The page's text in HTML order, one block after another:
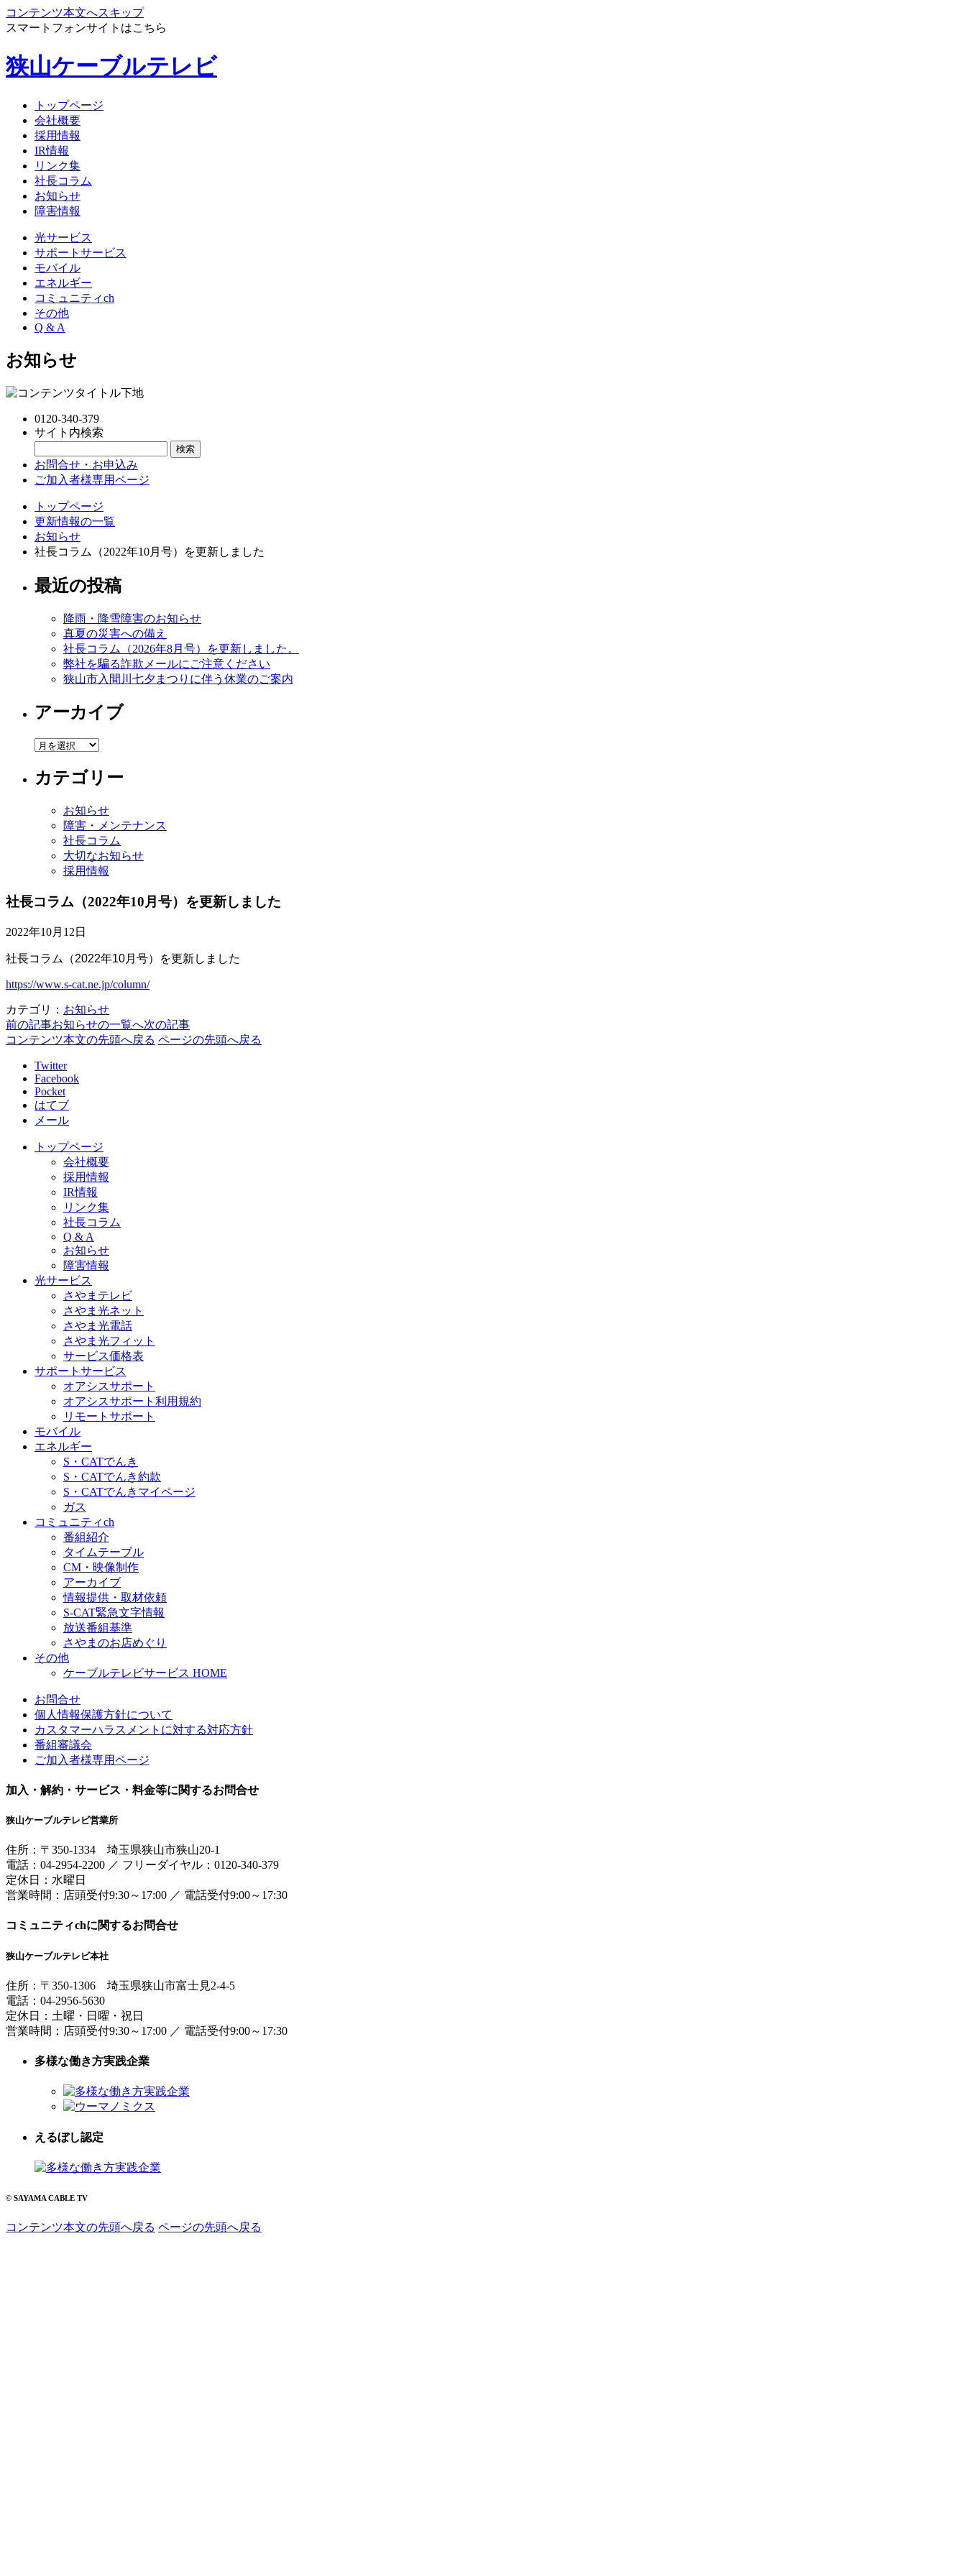
コンテンツ本文へスキップ
スマートフォンサイトはこちら
狭山ケーブルテレビ
トップページ
会社概要
採用情報
IR情報
リンク集
社長コラム
お知らせ
障害情報
光サービス
サポートサービス
モバイル
エネルギー
コミュニティch
その他
Q & A
お知らせ
0120-340-379
サイト内検索
お問合せ・お申込み
ご加入者様専用ページ
トップページ
更新情報の一覧
お知らせ
社長コラム（2022年10月号）を更新しました
最近の投稿
降雨・降雪障害のお知らせ
真夏の災害への備え
社長コラム（2026年8月号）を更新しました。
弊社を騙る詐欺メールにご注意ください
狭山市入間川七夕まつりに伴う休業のご案内
アーカイブ
ア
カ
イ
カテゴリー
お知らせ
障害・メンテナンス
社長コラム
大切なお知らせ
採用情報
社長コラム（2022年10月号）を更新しました
2022年10月12日
社長コラム（2022年10月号）を更新しました
https://www.s-cat.ne.jp/column/
カテゴリ： お知らせ
前の記事お知らせの一覧へ次の記事
コンテンツ本文の先頭へ戻る ページの先頭へ戻る
Twitter
Facebook
Pocket
はてブ
メール
トップページ
会社概要
採用情報
IR情報
リンク集
社長コラム
Q & A
お知らせ
障害情報
光サービス
さやまテレビ
さやま光ネット
さやま光電話
さやま光フィット
サービス価格表
サポートサービス
オアシスサポート
オアシスサポート利用規約
リモートサポート
モバイル
エネルギー
S・CATでんき
S・CATでんき約款
S・CATでんきマイページ
ガス
コミュニティch
番組紹介
タイムテーブル
CM・映像制作
アーカイブ
情報提供・取材依頼
S-CAT緊急文字情報
放送番組基準
さやまのお店めぐり
その他
ケーブルテレビサービス HOME
お問合せ
個人情報保護方針について
カスタマーハラスメントに対する対応方針
番組審議会
ご加入者様専用ページ
加入・解約・サービス・料金等に関するお問合せ
狭山ケーブルテレビ営業所
住所： 〒350-1334 埼玉県狭山市狭山20-1
電話： 04-2954-2200 ／ フリーダイヤル：0120-340-379
定休日：水曜日
営業時間： 店頭受付9:30～17:00 ／ 電話受付9:00～17:30
コミュニティchに関するお問合せ
狭山ケーブルテレビ本社
住所： 〒350-1306 埼玉県狭山市富士見2-4-5
電話： 04-2956-5630
定休日：土曜・日曜・祝日
営業時間： 店頭受付9:30～17:00 ／ 電話受付9:00～17:30
多様な働き方実践企業
えるぼし認定
© SAYAMA CABLE TV
コンテンツ本文の先頭へ戻る ページの先頭へ戻る